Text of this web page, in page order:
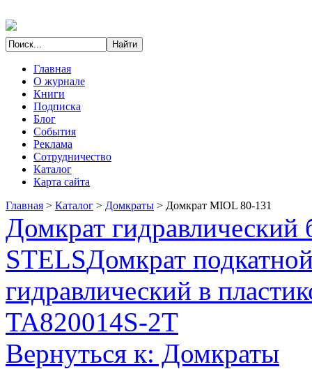
Главная
О журнале
Книги
Подписка
Блог
События
Реклама
Сотрудничество
Каталог
Карта сайта
Главная > Каталог > Домкраты > Домкрат MIOL 80-131
Домкрат
STELSДомкрат
гидравлический в
TA820014S-2T
Вернуться к: Домкраты